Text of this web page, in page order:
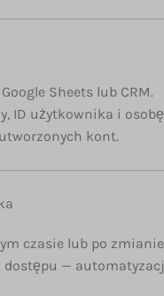
Sheets lub CRM.
ID użytkownika i
kont.
czasie lub po
—